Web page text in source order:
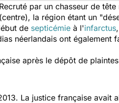
par un chasseur de
la région étant un
de septicémie à l'infarctus
néerlandais ont également
après le dépôt de
La justice française avait